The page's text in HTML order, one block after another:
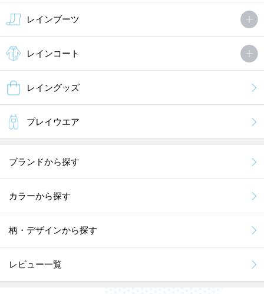
レインブーツ
レインコート
レイングッズ
プレイウエア
ブランドから探す
カラーから探す
柄・デザインから探す
レビュー一覧